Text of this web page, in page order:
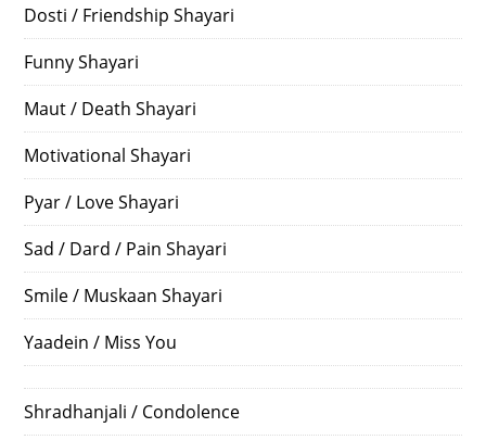
Dosti / Friendship Shayari
Funny Shayari
Maut / Death Shayari
Motivational Shayari
Pyar / Love Shayari
Sad / Dard / Pain Shayari
Smile / Muskaan Shayari
Yaadein / Miss You
Shradhanjali / Condolence